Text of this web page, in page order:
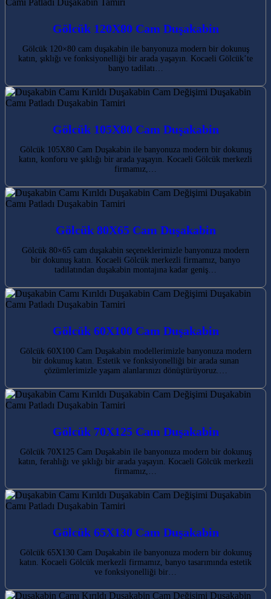
Gölcük 120X80 Cam Duşakabin
Gölcük 120×80 cam duşakabin ile banyonuza modern bir dokunuş
katın, şıklığı ve fonksiyonelliği bir arada yaşayın. Kocaeli Gölcük’te
banyo tadilatı…
Gölcük 105X80 Cam Duşakabin
Gölcük 105X80 Cam Duşakabin ile banyonuza modern bir dokunuş
katın, konforu ve şıklığı bir arada yaşayın. Kocaeli Gölcük merkezli
firmamız,…
Gölcük 80X65 Cam Duşakabin
Gölcük 80×65 cam duşakabin seçeneklerimizle banyonuza modern
bir dokunuş katın. Kocaeli Gölcük merkezli firmamız, banyo
tadilatından duşakabin montajına kadar geniş…
Gölcük 60X100 Cam Duşakabin
Gölcük 60X100 Cam Duşakabin modellerimizle banyonuza modern
bir dokunuş katın. Estetik ve fonksiyonelliği bir arada sunan
çözümlerimizle yaşam alanlarınızı dönüştürüyoruz.…
Gölcük 70X125 Cam Duşakabin
Gölcük 70X125 Cam Duşakabin ile banyonuza modern bir dokunuş
katın, ferahlığı ve şıklığı bir arada yaşayın. Kocaeli Gölcük merkezli
firmamız,…
Gölcük 65X130 Cam Duşakabin
Gölcük 65X130 Cam Duşakabin ile banyonuza modern bir dokunuş
katın. Kocaeli Gölcük merkezli firmamız, banyo tasarımında estetik
ve fonksiyonelliği bir…